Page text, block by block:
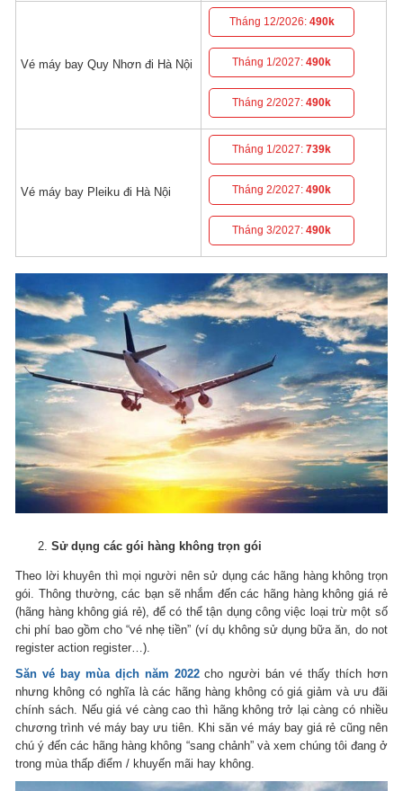
Vé máy bay Quy Nhơn đi Hà Nội
Tháng 12/2026: 490k
Tháng 1/2027:490k
Tháng 2/2027:490k
Vé máy bay Pleiku đi Hà Nội
Tháng 1/2027:739k
Tháng 2/2027:490k
Tháng 3/2027:490k
Sử dụng các gói hàng không trọn gói
Theo lời khuyên thì mọi người nên sử dụng các hãng hàng không trọn
gói. Thông thường, các bạn sẽ nhắm đến các hãng hàng không giá rẻ
(hãng hàng không giá rẻ), để có thể tận dụng công việc loại trừ một số
chi phí bao gồm cho “vé nhẹ tiền” (ví dụ không sử dụng bữa ăn, do not
register action register…).
Săn vé bay mùa dịch năm 2022 cho người bán vé thấy thích hơn
nhưng không có nghĩa là các hãng hàng không có giá giảm và ưu đãi
chính sách. Nếu giá vé càng cao thì hãng không trở lại càng có nhiều
chương trình vé máy bay ưu tiên. Khi săn vé máy bay giá rẻ cũng nên
chú ý đến các hãng hàng không “sang chảnh” và xem chúng tôi đang ở
trong mùa thấp điểm / khuyến mãi hay không.